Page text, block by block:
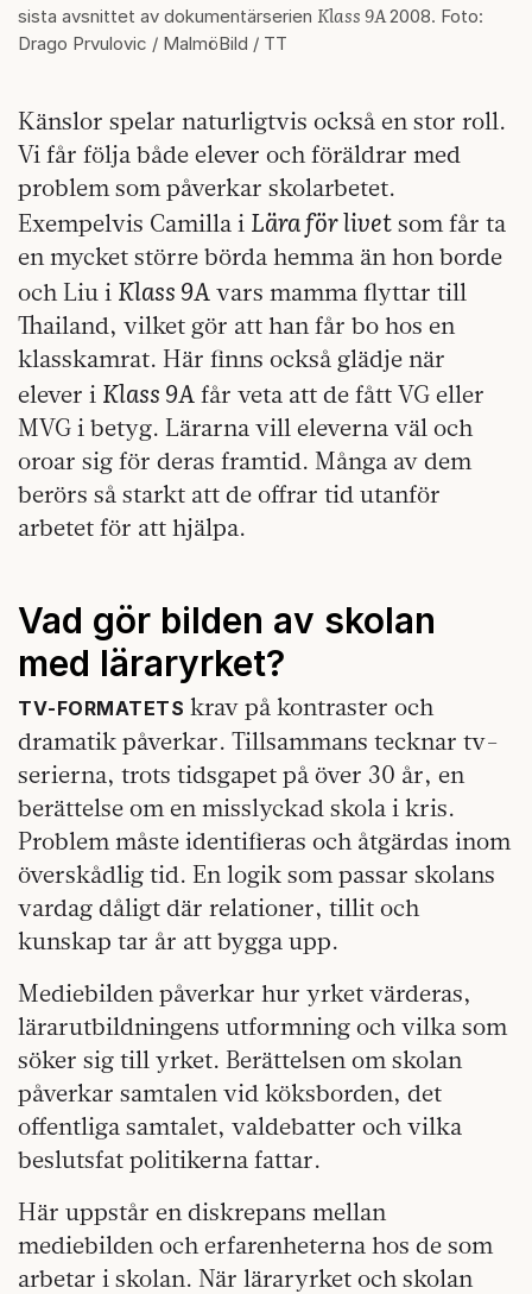
sista avsnittet av dokumentärserien Klass 9A2008. Foto:
Drago Prvulovic / MalmöBild / TT
Känslor spelar naturligtvis också en stor roll.
Vi får följa både elever och föräldrar med
problem som påverkar skolarbetet.
Exempelvis Camilla i Lära för livet som får ta
en mycket större börda hemma än hon borde
och Liu i Klass 9A vars mamma flyttar till
Thailand, vilket gör att han får bo hos en
klasskamrat. Här finns också glädje när
elever i Klass 9A får veta att de fått VG eller
MVG i betyg. Lärarna vill eleverna väl och
oroar sig för deras framtid. Många av dem
berörs så starkt att de offrar tid utanför
arbetet för att hjälpa.
Vad gör bilden av skolan
med läraryrket?
TV‑FORMATETS krav på kontraster och
dramatik påverkar. Tillsammans tecknar tv-
serierna, trots tidsgapet på över 30 år, en
berättelse om en misslyckad skola i kris.
Problem måste identifieras och åtgärdas inom
överskådlig tid. En logik som passar skolans
vardag dåligt där relationer, tillit och
kunskap tar år att bygga upp.
Mediebilden påverkar hur yrket värderas,
lärarutbildningens utformning och vilka som
söker sig till yrket. Berättelsen om skolan
påverkar samtalen vid köksborden, det
offentliga samtalet, valdebatter och vilka
beslutsfat politikerna fattar.
Här uppstår en diskrepans mellan
mediebilden och erfarenheterna hos de som
arbetar i skolan. När läraryrket och skolan